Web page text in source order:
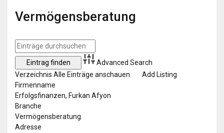
Vermögensberatung
Advanced Search
Verzeichnis Alle Einträge anschauen
Add Listing
Firmenname
Erfolgsfinanzen, Furkan Afyon
Branche
Vermögensberatung
Adresse